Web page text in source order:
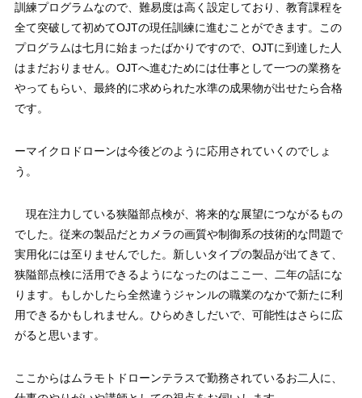
訓練プログラムなので、難易度は高く設定しており、教育課程を
全て突破して初めてOJTの現任訓練に進むことができます。この
プログラムは七月に始まったばかりですので、OJTに到達した人
はまだおりません。OJTへ進むためには仕事として一つの業務を
やってもらい、最終的に求められた水準の成果物が出せたら合格
です。
ーマイクロドローンは今後どのように応用されていくのでしょ
う。
現在注力している狭隘部点検が、将来的な展望につながるもの
でした。従来の製品だとカメラの画質や制御系の技術的な問題で
実用化には至りませんでした。新しいタイプの製品が出てきて、
狭隘部点検に活用できるようになったのはここ一、二年の話にな
ります。もしかしたら全然違うジャンルの職業のなかで新たに利
用できるかもしれません。ひらめきしだいで、可能性はさらに広
がると思います。
ここからはムラモトドローンテラスで勤務されているお二人に、